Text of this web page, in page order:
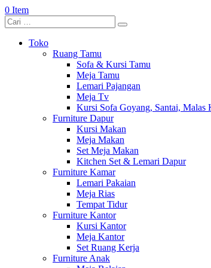
0 Item
Toko
Ruang Tamu
Sofa & Kursi Tamu
Meja Tamu
Lemari Pajangan
Meja Tv
Kursi Sofa Goyang, Santai, Malas
Furniture Dapur
Kursi Makan
Meja Makan
Set Meja Makan
Kitchen Set & Lemari Dapur
Furniture Kamar
Lemari Pakaian
Meja Rias
Tempat Tidur
Furniture Kantor
Kursi Kantor
Meja Kantor
Set Ruang Kerja
Furniture Anak